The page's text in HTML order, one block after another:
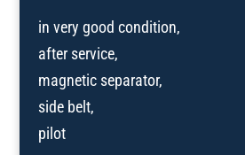
in very good condition,
after service,
magnetic separator,
side belt,
pilot